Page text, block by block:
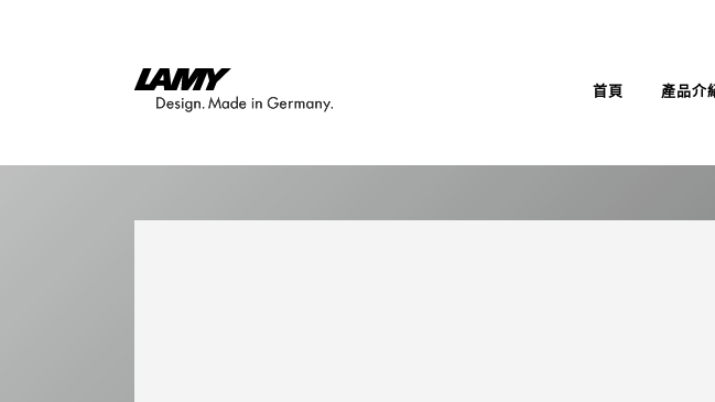
首頁 產品介